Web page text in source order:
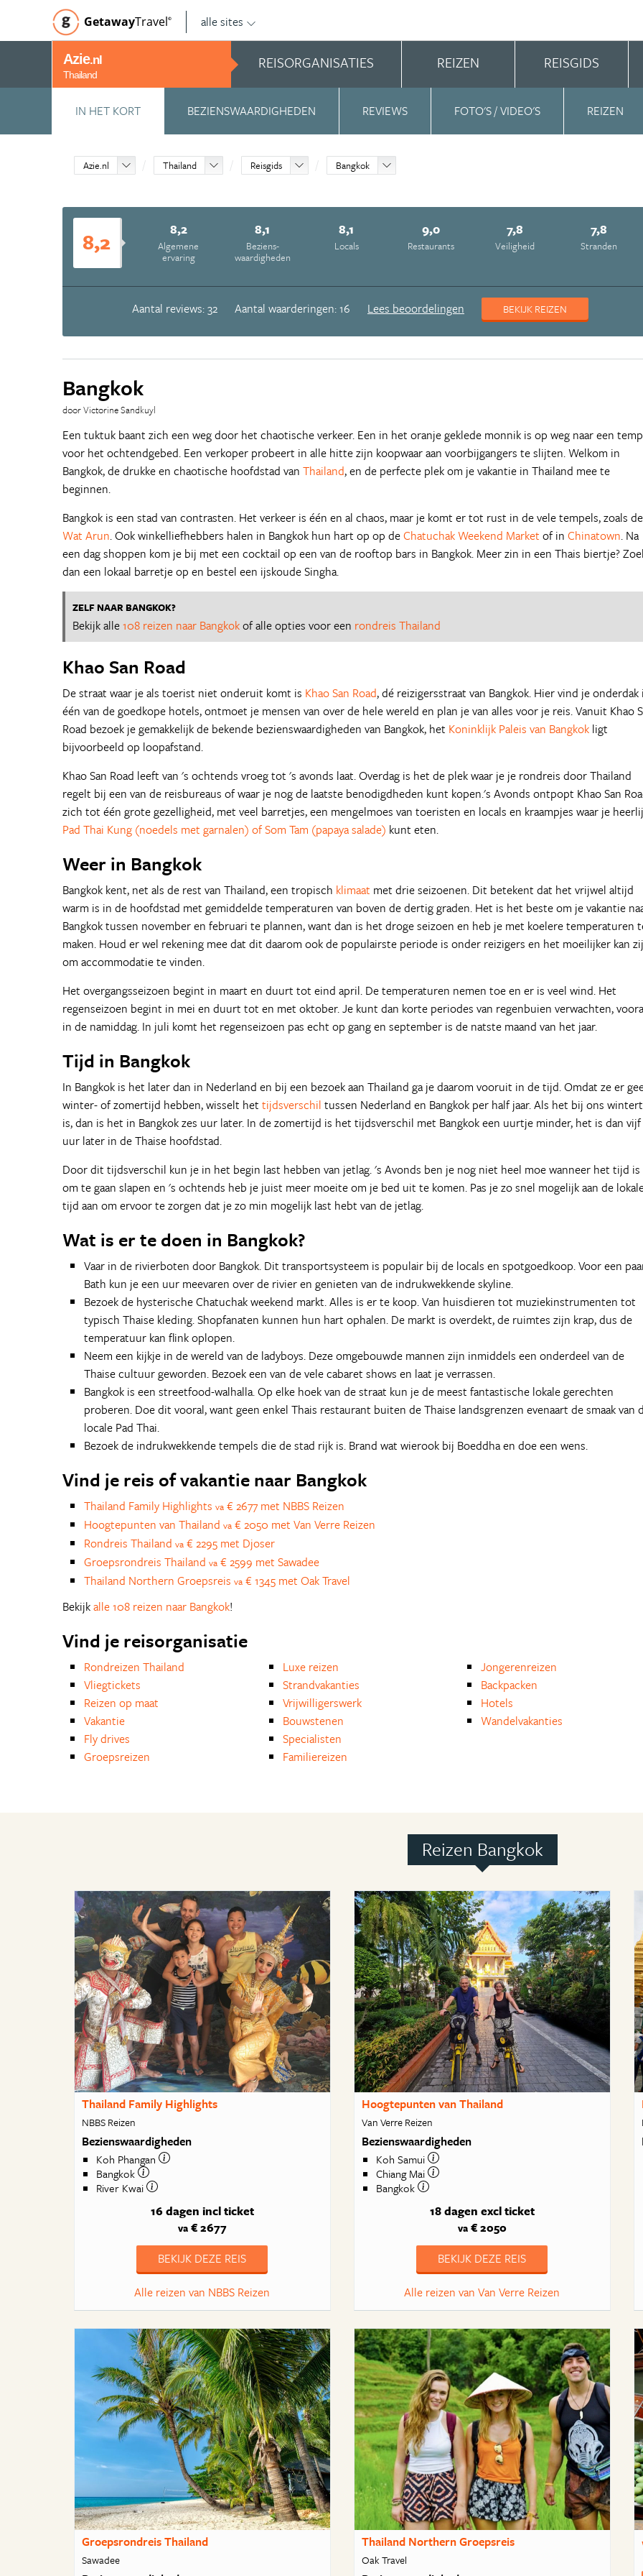
GetawayTravel© alle sites
Azie.nl
Thailand
REISORGANISATIES REIZEN REISGIDS
IN HET KORT BEZIENSWAARDIGHEDEN REVIEWS FOTO'S / VIDEO'S REIZEN
Azie.nl Thailand Reisgids Bangkok
8,2 8,2
Algemene
ervaring
8,1
Beziens­
waardigheden
8,1
Locals
9,0
Restaurants
7,8
Veiligheid
7,8
Stranden
Aantal reviews: 32 Aantal waarderingen: 16 Lees beoordelingen BEKIJK REIZEN
Bangkok
door Victorine Sandkuyl
Een tuktuk baant zich een weg door het chaotische verkeer. Een in het oranje geklede monnik is op weg naar een
voor het ochtendgebed. Een verkoper probeert in alle hitte zijn koopwaar aan voorbijgangers te slijten. Welkom in
Bangkok, de drukke en chaotische hoofdstad van Thailand, en de perfecte plek om je vakantie in Thailand mee te
beginnen.
Bangkok is een stad van contrasten. Het verkeer is één en al chaos, maar je komt er tot rust in de vele tempels, zoals de
Wat Arun. Ook winkelliefhebbers halen in Bangkok hun hart op op deChatuchak Weekend Market of in Chinatown. Na
een dag shoppen kom je bij met een cocktail op een van de rooftop bars in Bangkok. Meer zin in een Thais biertje?
dan een lokaal barretje op en bestel een ijskoude Singha.
ZELF NAAR BANGKOK?
Bekijk alle108 reizen naar Bangkokof alle opties voor een rondreis Thailand
Khao San Road
De straat waar je als toerist niet onderuit komt is Khao San Road, dé reizigersstraat van Bangkok. Hier vind je onderdak
één van de goedkope hotels, ontmoet je mensen van over de hele wereld en plan je van alles voor je reis. Vanuit Khao
Road bezoek je gemakkelijk de bekende bezienswaardigheden van Bangkok, het Koninklijk Paleis van Bangkok ligt
bijvoorbeeld op loopafstand.
Khao San Road leeft van 's ochtends vroeg tot 's avonds laat. Overdag is het de plek waar je je rondreis door Thailand
regelt bij een van de reisbureaus of waar je nog de laatste benodigdheden kunt kopen.'s Avonds ontpopt Khao San
zich tot één grote gezelligheid, met veel barretjes, een mengelmoes van toeristen en locals en kraampjes waar je
Pad Thai Kung (noedels met garnalen) of Som Tam (papaya salade) kunt eten.
Weer in Bangkok
Bangkok kent, net als de rest van Thailand, een tropisch klimaat met drie seizoenen. Dit betekent dat het vrijwel altijd
warm is in de hoofdstad met gemiddelde temperaturen van boven de dertig graden. Het is het beste om je vakantie
Bangkok tussen november en februari te plannen, want dan is het droge seizoen en heb je met koelere temperaturen
maken. Houd er wel rekening mee dat dit daarom ook de populairste periode is onder reizigers en het moeilijker kan
om accommodatie te vinden.
Het overgangsseizoen begint in maart en duurt tot eind april. De temperaturen nemen toe en er is veel wind. Het
regenseizoen begint in mei en duurt tot en met oktober. Je kunt dan korte periodes van regenbuien verwachten,
in de namiddag. In juli komt het regenseizoen pas echt op gang en september is de natste maand van het jaar.
Tijd in Bangkok
In Bangkok is het later dan in Nederland en bij een bezoek aan Thailand ga je daarom vooruit in de tijd. Omdat ze er
winter- of zomertijd hebben, wisselt het tijdsverschil tussen Nederland en Bangkok per half jaar. Als het bij ons
is, dan is het in Bangkok zes uur later. In de zomertijd is het tijdsverschil met Bangkok een uurtje minder, het is dan vijf
uur later in de Thaise hoofdstad.
Door dit tijdsverschil kun je in het begin last hebben van jetlag. 's Avonds ben je nog niet heel moe wanneer het tijd is
om te gaan slapen en 's ochtends heb je juist meer moeite om je bed uit te komen. Pas je zo snel mogelijk aan de
tijd aan om ervoor te zorgen dat je zo min mogelijk last hebt van de jetlag.
Wat is er te doen in Bangkok?
Vaar in de rivierboten door Bangkok. Dit transportsysteem is populair bij de locals en spotgoedkoop. Voor een
Bath kun je een uur meevaren over de rivier en genieten van de indrukwekkende skyline.
Bezoek de hysterische Chatuchak weekend markt. Alles is er te koop. Van huisdieren tot muziekinstrumenten tot
typisch Thaise kleding. Shopfanaten kunnen hun hart ophalen. De markt is overdekt, de ruimtes zijn krap, dus de
temperatuur kan flink oplopen.
Neem een kijkje in de wereld van de ladyboys. Deze omgebouwde mannen zijn inmiddels een onderdeel van de
Thaise cultuur geworden. Bezoek een van de vele cabaret shows en laat je verrassen.
Bangkok is een streetfood-walhalla. Op elke hoek van de straat kun je de meest fantastische lokale gerechten
proberen. Doe dit vooral, want geen enkel Thais restaurant buiten de Thaise landsgrenzen evenaart de smaak van
locale Pad Thai.
Bezoek de indrukwekkende tempels die de stad rijk is. Brand wat wierook bij Boeddha en doe een wens.
Vind je reis of vakantie naar Bangkok
Thailand Family Highlights va € 2677 met NBBS Reizen
Hoogtepunten van Thailand va € 2050 met Van Verre Reizen
Rondreis Thailand va € 2295 met Djoser
Groepsrondreis Thailand va € 2599 met Sawadee
Thailand Northern Groepsreis va € 1345 met Oak Travel
Bekijkalle 108 reizen naar Bangkok!
Vind je reisorganisatie
Rondreizen Thailand
Vliegtickets
Reizen op maat
Vakantie
Fly drives
Groepsreizen
Luxe reizen
Strandvakanties
Vrijwilligerswerk
Bouwstenen
Specialisten
Familiereizen
Jongerenreizen
Backpacken
Hotels
Wandelvakanties
Reizen Bangkok
Thailand Family Highlights
NBBS Reizen
Bezienswaardigheden
Koh Phangan
Bangkok
River Kwai
16 dagen incl ticket
va€ 2677
BEKIJK DEZE REIS
Alle reizen van NBBS Reizen
Hoogtepunten van Thailand
Van Verre Reizen
Bezienswaardigheden
Koh Samui
Chiang Mai
Bangkok
18 dagen excl ticket
va€ 2050
BEKIJK DEZE REIS
Alle reizen van Van Verre Reizen
Groepsrondreis Thailand
Sawadee
Thailand Northern Groepsreis
Oak Travel